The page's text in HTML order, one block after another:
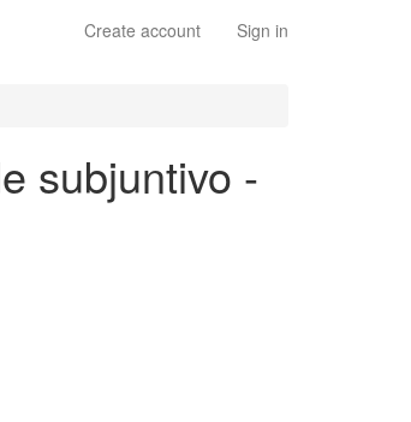
Create account Sign in
subjuntivo -